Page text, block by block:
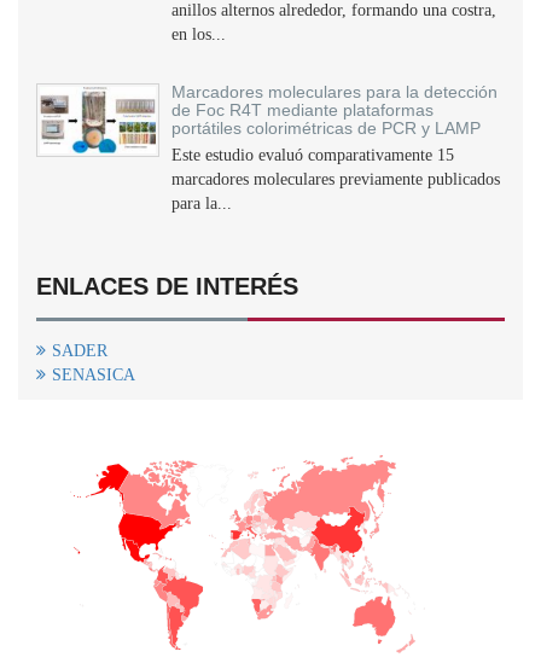
anillos alternos alrededor, formando una costra,
en los...
Marcadores moleculares para la detección
de Foc R4T mediante plataformas
portátiles colorimétricas de PCR y LAMP
Este estudio evaluó comparativamente 15
marcadores moleculares previamente publicados
para la...
ENLACES DE INTERÉS
SADER
SENASICA